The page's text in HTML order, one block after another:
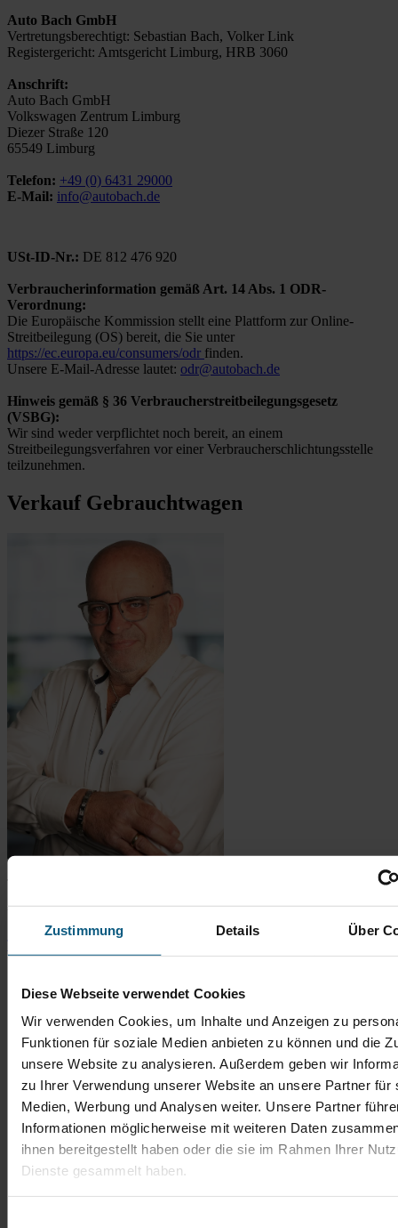
Zustimmung Details Über
Diese Webseite verwendet Cookies
Wir verwenden Cookies, um Inhalte und Anzeigen zu
Funktionen für soziale Medien anbieten zu können und die
unsere Website zu analysieren. Außerdem geben wir
zu Ihrer Verwendung unserer Website an unsere Partner für
Medien, Werbung und Analysen weiter. Unsere Partner
Informationen möglicherweise mit weiteren Daten
ihnen bereitgestellt haben oder die sie im Rahmen Ihrer
Dienste gesammelt haben.
Auto Bach GmbH
Vertretungsberechtigt: Sebastian Bach, Volker Link
Registergericht: Amtsgericht Limburg, HRB 3060
Anschrift:
Auto Bach GmbH
Volkswagen Zentrum Limburg
Diezer Straße 120
65549 Limburg
Telefon: +49 (0) 6431 29000
E-Mail: info@autobach.de
USt-ID-Nr.: DE 812 476 920
Verbraucherinformation gemäß Art. 14 Abs. 1 ODR-
Verordnung:
Die Europäische Kommission stellt eine Plattform zur Online-
Streitbeilegung (OS) bereit, die Sie unter
https://ec.europa.eu/consumers/odr finden.
Unsere E-Mail-Adresse lautet: odr@autobach.de
Hinweis gemäß § 36 Verbraucherstreitbeilegungsgesetz
(VSBG):
Wir sind weder verpflichtet noch bereit, an einem
Streitbeilegungsverfahren vor einer Verbraucherschlichtungsstelle
teilzunehmen.
Verkauf Gebrauchtwagen